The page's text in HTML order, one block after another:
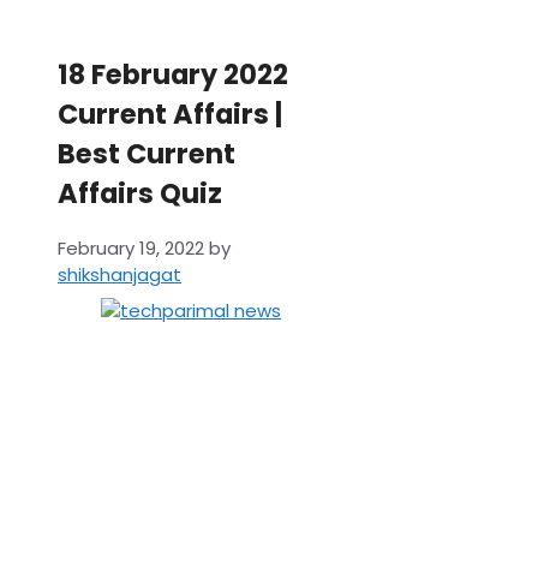
18 February 2022
Current Affairs |
Best Current
Affairs Quiz
February 19, 2022by
shikshanjagat